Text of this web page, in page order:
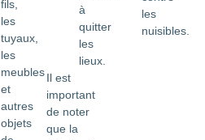
fils,
les
tuyaux,
les
meubles
et
autres
objets
à
quitter
les
lieux.
Il est
important
de noter
que la
les
nuisibles.